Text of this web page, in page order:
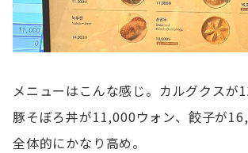
メニューはこんな感じ。カルグクスが
豚そぼろ丼が11,000ウォン、餃子が
全体的にかなり高め。